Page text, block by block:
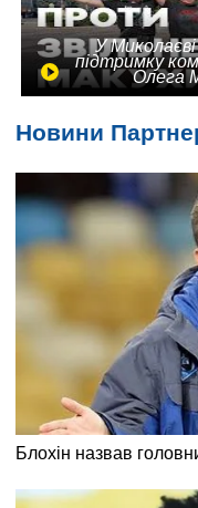
У
підтримку
Олега